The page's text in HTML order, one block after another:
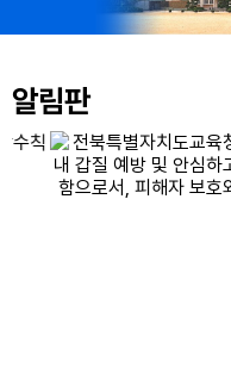
알림판